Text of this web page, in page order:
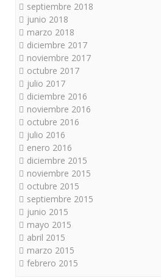
septiembre 2018
junio 2018
marzo 2018
diciembre 2017
noviembre 2017
octubre 2017
julio 2017
diciembre 2016
noviembre 2016
octubre 2016
julio 2016
enero 2016
diciembre 2015
noviembre 2015
octubre 2015
septiembre 2015
junio 2015
mayo 2015
abril 2015
marzo 2015
febrero 2015